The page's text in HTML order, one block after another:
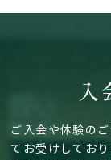
入
ご入会や体験の
てお受けしており